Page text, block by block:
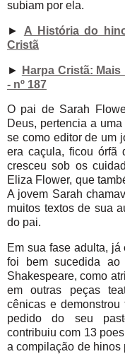
subiam por ela.
► A História do
Cristã
►
Harpa Cristã:
- nº 187
O pai de Sarah
Deus, pertencia a
se como editor de um
era caçula, ficou órfã
cresceu sob os
Eliza Flower, que
A jovem Sarah
muitos textos de sua
do pai.
Em sua fase adulta,
foi bem sucedida ao
Shakespeare, como
em outras peças
cênicas e demonstrou
pedido do seu
contribuiu com 13
a compilação de hinos